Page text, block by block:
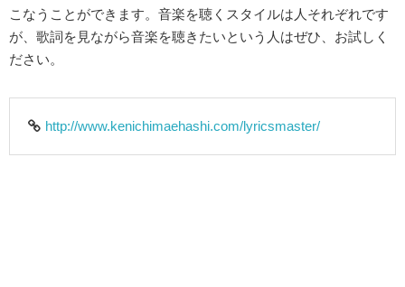
こなうことができます。音楽を聴くスタイルは人それぞれです
が、歌詞を見ながら音楽を聴きたいという人はぜひ、お試しく
ださい。
http://www.kenichimaehashi.com/lyricsmaster/